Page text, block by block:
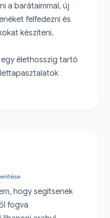
a barátaimmal, új
felfedezni és
készíteni.
élethosszig tartó
hogy segítsenek
fogva